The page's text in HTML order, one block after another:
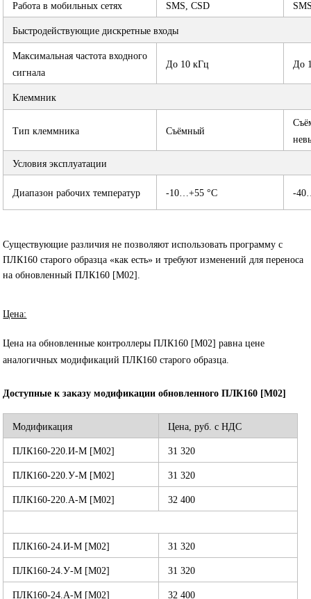
Работа в мобильных сетях SMS, CSD
Быстродействующие дискретные входы
Максимальная частота входного
сигнала
До 10 кГц До
Клеммник
Тип клеммника Съёмный
Условия эксплуатации
Диапазон рабочих температур -10…+55 °С -
Существующие различия не позволяют использовать программу с
ПЛК160 старого образца «как есть» и требуют изменений для переноса
на обновленный ПЛК160 [М02].
Цена:
Цена на обновленные контроллеры ПЛК160 [М02] равна цене
аналогичных модификаций ПЛК160 старого образца.
Доступные к заказу модификации обновленного ПЛК160 [М02]
Модификация Цена, руб. с НДС
ПЛК160-220.И-М [М02] 31 320
ПЛК160-220.У-М [М02] 31 320
ПЛК160-220.А-М [М02] 32 400
ПЛК160-24.И-М [М02] 31 320
ПЛК160-24.У-М [М02] 31 320
ПЛК160-24.А-М [М02] 32 400